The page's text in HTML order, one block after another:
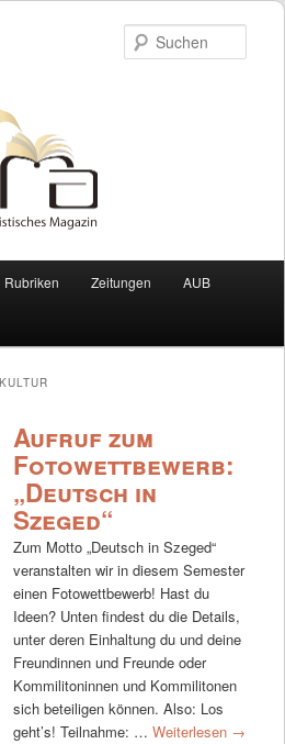
Rubriken Zeitungen AUB
KULTUR
Aufruf zum
Fotowettbewerb:
„Deutsch in
Szeged“
Zum Motto „Deutsch in Szeged“
veranstalten wir in diesem Semester
einen Fotowettbewerb! Hast du
Ideen? Unten findest du die Details,
unter deren Einhaltung du und deine
Freundinnen und Freunde oder
Kommilitoninnen und Kommilitonen
sich beteiligen können. Also: Los
geht’s! Teilnahme: … Weiterlesen →